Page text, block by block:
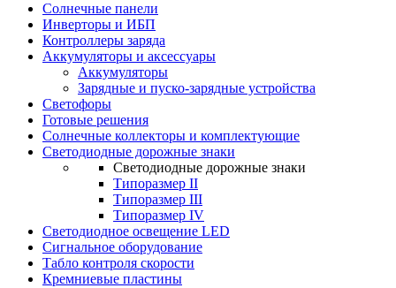
Солнечные панели
Инверторы и ИБП
Контроллеры заряда
Аккумуляторы и аксессуары
Аккумуляторы
Зарядные и пуско-зарядные устройства
Светофоры
Готовые решения
Солнечные коллекторы и комплектующие
Светодиодные дорожные знаки
Светодиодные дорожные знаки
Типоразмер II
Типоразмер III
Типоразмер IV
Светодиодное освещение LED
Сигнальное оборудование
Табло контроля скорости
Кремниевые пластины